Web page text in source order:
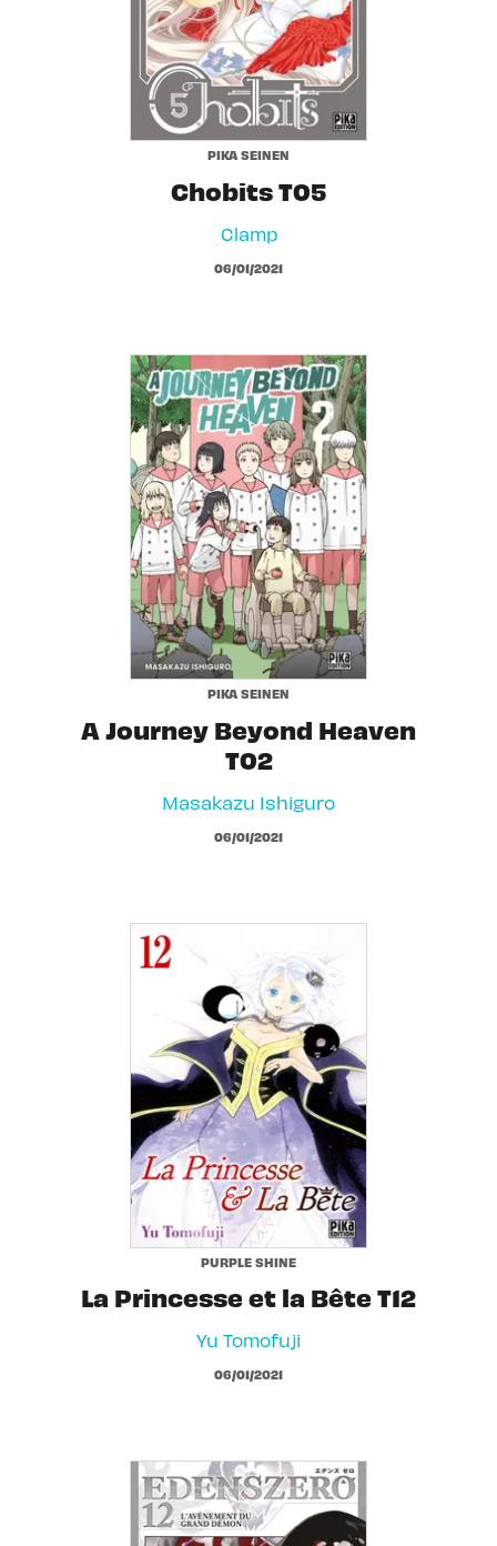
PIKA SEINEN
Chobits T05
Clamp
06/01/2021
PIKA SEINEN
A Journey Beyond Heaven
T02
Masakazu Ishiguro
06/01/2021
PURPLE SHINE
La Princesse et la Bête T12
Yu Tomofuji
06/01/2021